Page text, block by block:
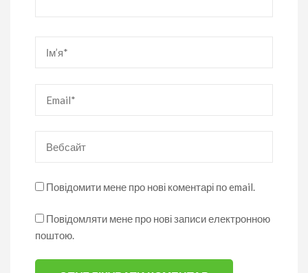
Повідомити мене про нові коментарі по email.
Повідомляти мене про нові записи електронною
поштою.